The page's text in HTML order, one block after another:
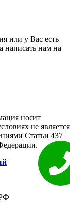
или у Вас есть
написать нам на
носит
не является
Статьи 437